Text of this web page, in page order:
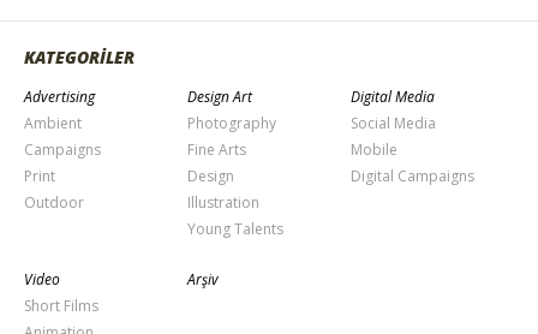
KATEGORİLER
Advertising
Ambient
Campaigns
Print
Outdoor
Design Art
Photography
Fine Arts
Design
Illustration
Young Talents
Digital Media
Social Media
Mobile
Digital Campaigns
Video
Short Films
Arşiv